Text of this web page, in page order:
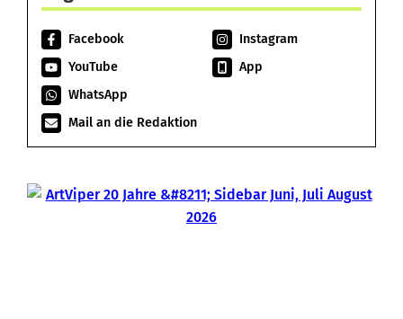
Facebook
Instagram
YouTube
App
WhatsApp
Mail an die Redaktion